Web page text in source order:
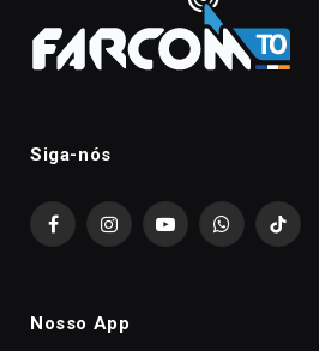
Siga-nós
FacebookInstagramYouTubeWhatsAppTikTok
Nosso App